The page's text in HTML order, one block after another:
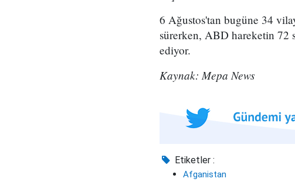
6 Ağustos'tan bugüne 34
sürerken, ABD hareketin 72
ediyor.
Kaynak: Mepa News
Etiketler :
Afganistan